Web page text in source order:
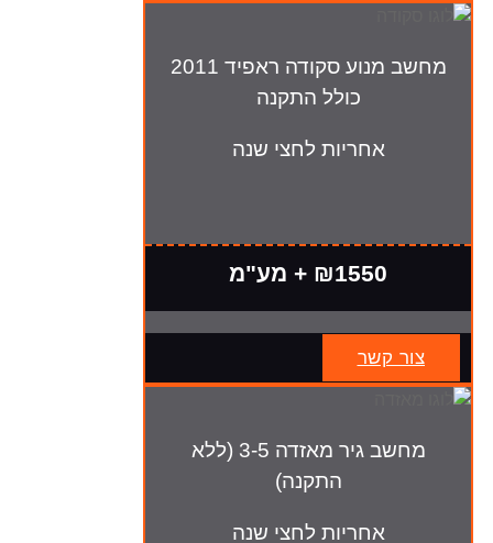
מחשב מנוע סקודה ראפיד 2011
כולל התקנה
אחריות לחצי שנה
₪1550 + מע"מ
צור קשר
מחשב גיר מאזדה 3-5 (ללא
התקנה)
אחריות לחצי שנה